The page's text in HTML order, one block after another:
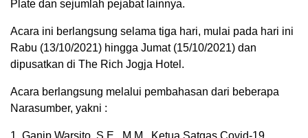
Plate dan sejumlah pejabat lainnya.
Acara ini berlangsung selama tiga hari, mulai pada hari ini
Rabu (13/10/2021) hingga Jumat (15/10/2021) dan
dipusatkan di The Rich Jogja Hotel.
Acara berlangsung melalui pembahasan dari beberapa
Narasumber, yakni :
1. Ganip Warsito, S.E., M.M., Ketua Satgas Covid-19